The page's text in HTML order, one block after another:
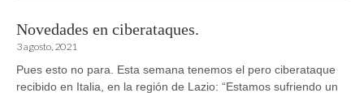
Novedades en ciberataques.
3 agosto, 2021
Pues esto no para. Esta semana tenemos el pero ciberataque
recibido en Italia, en la región de Lazio: “Estamos sufriendo un